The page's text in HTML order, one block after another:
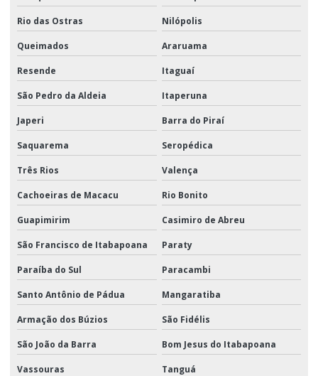
Rio das Ostras Nilópolis
Queimados Araruama
Resende Itaguaí
São Pedro da Aldeia Itaperuna
Japeri Barra do Piraí
Saquarema Seropédica
Três Rios Valença
Cachoeiras de Macacu Rio Bonito
Guapimirim Casimiro de Abreu
São Francisco de Itabapoana Paraty
Paraíba do Sul Paracambi
Santo Antônio de Pádua Mangaratiba
Armação dos Búzios São Fidélis
São João da Barra Bom Jesus do Itabapoana
Vassouras Tanguá